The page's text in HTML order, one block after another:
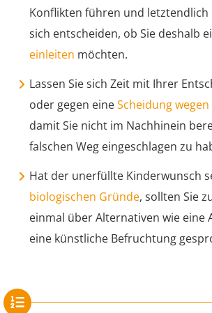
Konflikten führen und letztendlich
sich entscheiden, ob Sie deshalb
einleiten möchten.
Lassen Sie sich Zeit mit Ihrer
oder gegen eineScheidung wegen
damit Sie nicht im Nachhinein
falschen Weg eingeschlagen zu
Hat der unerfüllte Kinderwunsch
biologischen Gründe, sollten Sie
einmal über Alternativen wie eine
eine künstliche Befruchtung